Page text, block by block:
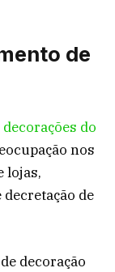
de
do
nos
lojas,
de
decoração